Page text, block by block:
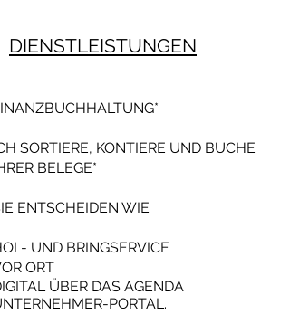
DIENSTLEISTUNGEN
SORTIERE, KONTIERE UND BUCHE
BELEGE*
ENTSCHEIDEN WIE
UND BRINGSERVICE
ORT
ÜBER DAS AGENDA
PORTAL.